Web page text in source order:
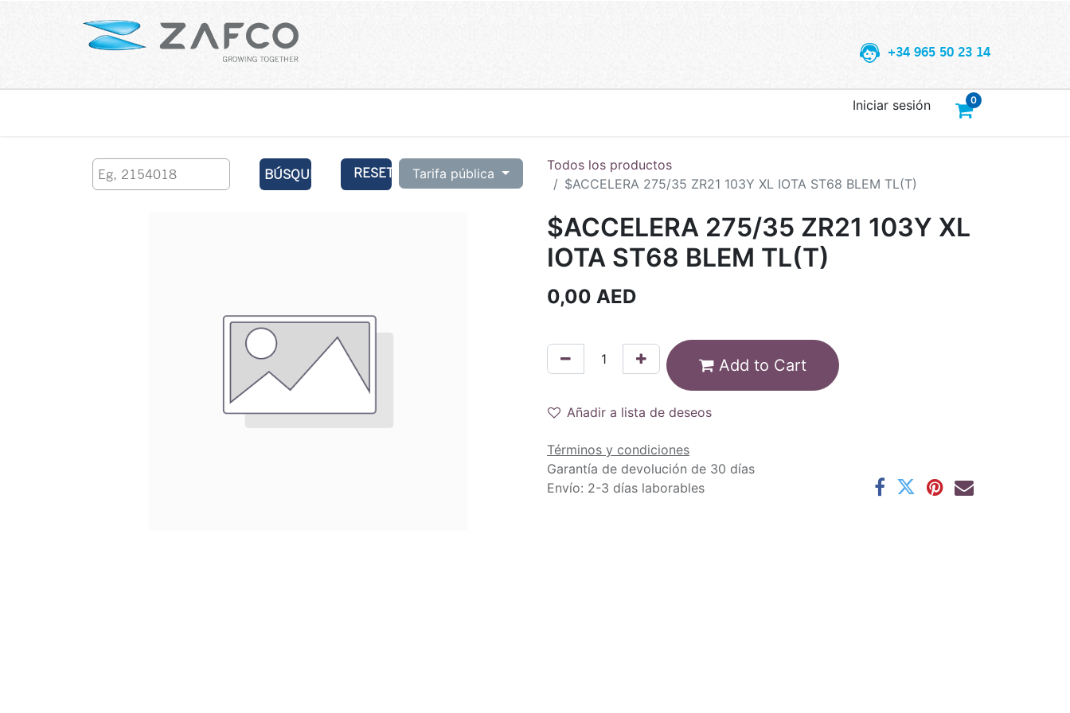
+34 965 50 23 14
0
Iniciar sesión
BÚSQUEDA RESET Tarifa pública
Todos los productos
$ACCELERA 275/35 ZR21 103Y XL IOTA ST68 BLEM TL(T)
$ACCELERA 275/35 ZR21 103Y XL
IOTA ST68 BLEM TL(T)
0,00 AED
Add to Cart
Añadir a lista de deseos
Términos y condiciones
Garantía de devolución de 30 días
Envío: 2-3 días laborables